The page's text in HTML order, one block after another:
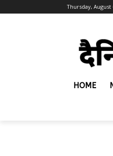
Thursday, August
HOME